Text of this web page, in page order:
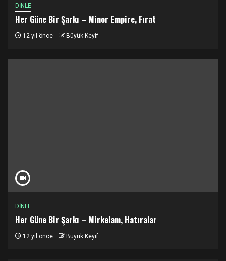
DİNLE
Her Güne Bir Şarkı – Minor Empire, Fırat
12 yıl önce Büyük Keyif
DİNLE
Her Güne Bir Şarkı – Mirkelam, Hatıralar
12 yıl önce Büyük Keyif